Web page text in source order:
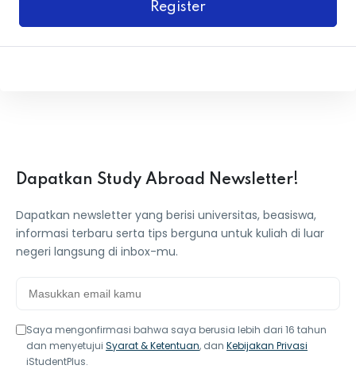
Register
Dapatkan Study Abroad Newsletter!
Dapatkan newsletter yang berisi universitas, beasiswa,
informasi terbaru serta tips berguna untuk kuliah di luar
negeri langsung di inbox-mu.
Saya mengonfirmasi bahwa saya berusia lebih dari 16 tahun
dan menyetujui Syarat & Ketentuan, dan Kebijakan Privasi
iStudentPlus.